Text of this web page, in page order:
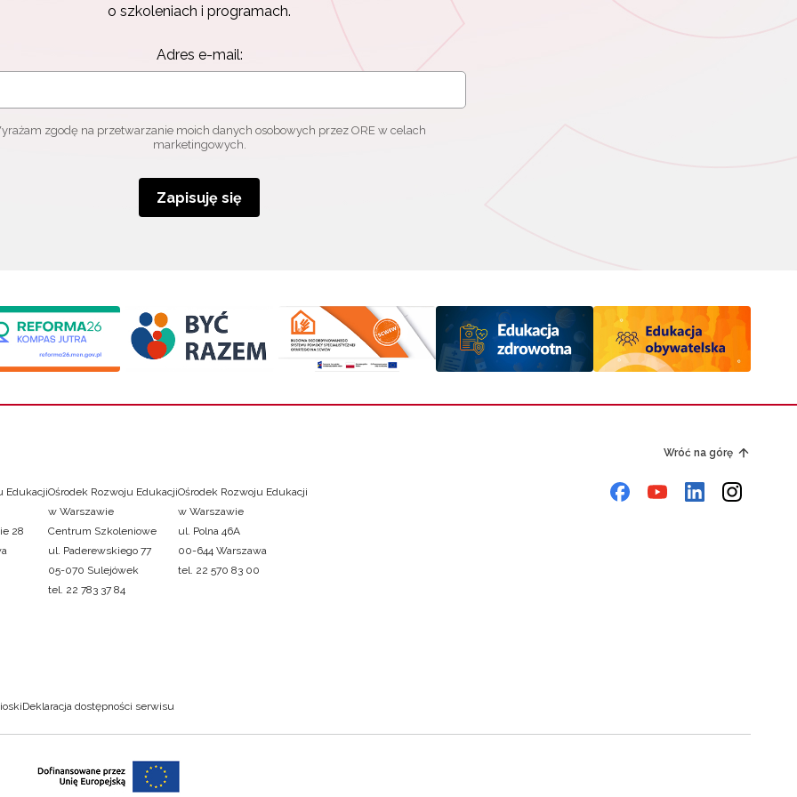
o szkoleniach i programach.
Adres e-mail:
zgodę na przetwarzanie moich danych osobowych przez ORE w celach
marketingowych.
Zapisuję się
Wróć na górę
Edukacji
28
Ośrodek Rozwoju Edukacji
w Warszawie
Centrum Szkoleniowe
ul. Paderewskiego 77
05-070 Sulejówek
tel. 22 783 37 84
Ośrodek Rozwoju Edukacji
w Warszawie
ul. Polna 46A
00-644 Warszawa
tel. 22 570 83 00
Deklaracja dostępności serwisu